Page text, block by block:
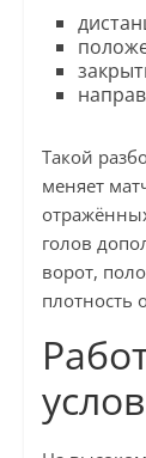
Такой
меняет
голов
ворот,
плотность